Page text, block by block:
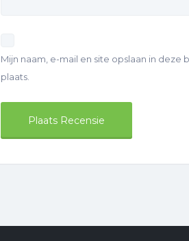
Mijn naam, e-mail en site opslaan in
plaats.